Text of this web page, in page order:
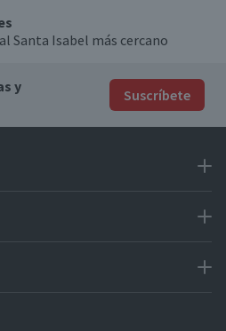
Santa Isabel más cercano
y
Suscríbete